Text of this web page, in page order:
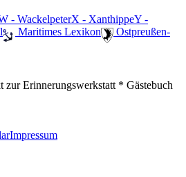
- WackelpeterX - XanthippeY -
️ Maritimes Lexikon
️ Ostpreußen-
zur Erinnerungswerkstatt * Gästebuch
Impressum